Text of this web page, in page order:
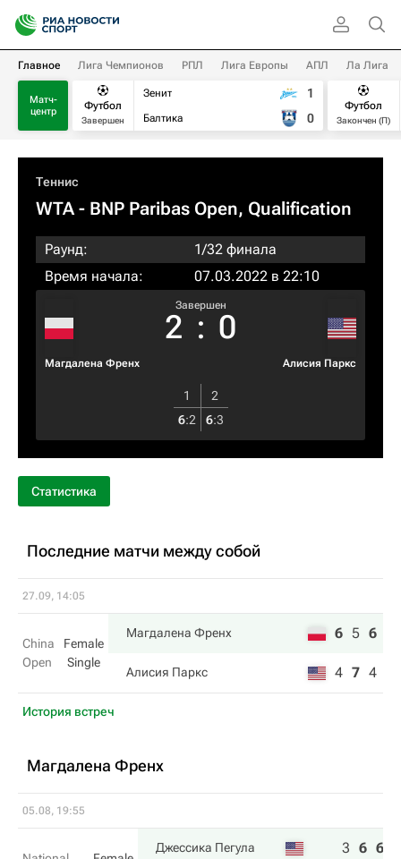
Главное Лига Чемпионов РПЛ Лига Европы АПЛ Ла Лига
Матч-
центр
Футбол
Завершен
Зенит
Балтика
1
0
Футбол
Закончен (П)
Теннис
WTA- BNP Paribas Open, Qualification
Раунд:
1/32 финала
Время начала:
07.03.2022 в 22:10
Магдалена Френх
Завершен
2 : 0
Алисия Паркс
1
2
6:2 6:3
Статистика
Последние матчи между собой
27.09, 14:05
China
Open
Female
Single
Магдалена Френх 6 5 6
Алисия Паркс 4 7 4
История встреч
Магдалена Френх
05.08, 19:55
Джессика Пегула 3 6 6